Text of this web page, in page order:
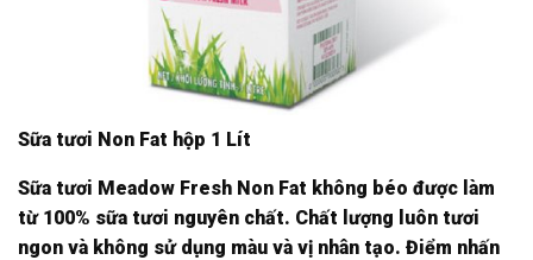
Sữa tươi Non Fat hộp 1 Lít
Sữa tươi Meadow Fresh Non Fat không béo được làm
từ 100% sữa tươi nguyên chất. Chất lượng luôn tươi
ngon và không sử dụng màu và vị nhân tạo. Điểm nhấn